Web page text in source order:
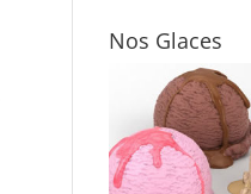
Nos Glaces